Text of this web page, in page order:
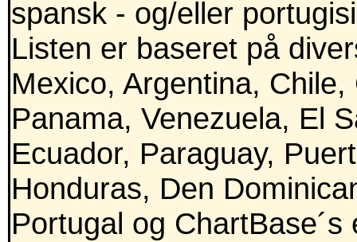
spansk - og/eller
Listen er baseret på
Mexico, Argentina,
Panama, Venezuela, El
Ecuador, Paraguay,
Honduras, Den
Portugal og ChartBase´s